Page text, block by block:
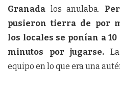
Granada los anulaba.
pusieron tierra de por
los locales se ponían a
minutos por jugarse.
equipo en lo que era una